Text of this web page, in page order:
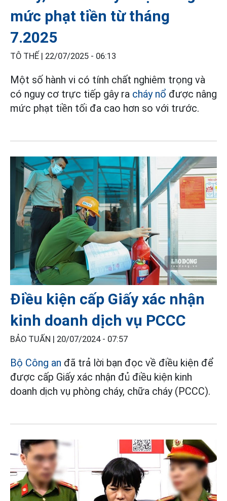
mức phạt tiền từ tháng
7.2025
TÔ THẾ | 22/07/2025 - 06:13
Một số hành vi có tính chất nghiêm trọng và
có nguy cơ trực tiếp gây ra cháy nổ được nâng
mức phạt tiền tối đa cao hơn so với trước.
Điều kiện cấp Giấy xác nhận
kinh doanh dịch vụ PCCC
BẢO TUẤN | 20/07/2024 - 07:57
Bộ Công an đã trả lời bạn đọc về điều kiện để
được cấp Giấy xác nhận đủ điều kiện kinh
doanh dịch vụ phòng cháy, chữa cháy (PCCC).